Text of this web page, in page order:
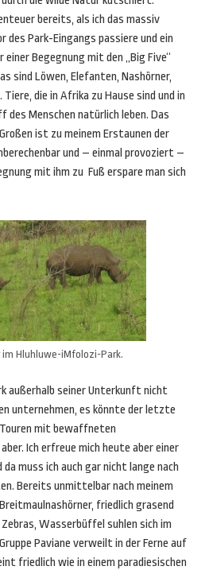
bereits, als ich das massiv
des Park-Eingangs passiere und ein
einer Begegnung mit den „Big Five“
sind Löwen, Elefanten, Nashörner,
die in Afrika zu Hause sind und in
des Menschen natürlich leben. Das
ist zu meinem Erstaunen der
und – einmal provoziert –
mit ihm zu Fuß erspare man sich
Hluhluwe-iMfolozi-Park.
außerhalb seiner Unterkunft nicht
unternehmen, es könnte der letzte
mit bewaffneten
Ich erfreue mich heute aber einer
da muss ich auch gar nicht lange nach
Bereits unmittelbar nach meinem
friedlich grasend
Wasserbüffel suhlen sich im
Paviane verweilt in der Ferne auf
friedlich wie in einem paradiesischen